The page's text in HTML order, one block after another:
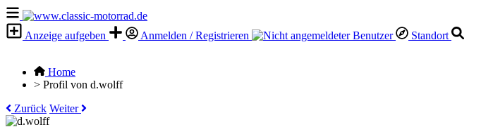
Anzeige aufgeben Anmelden / Registrieren Standort
Home
> Profil von d.wolff
Zurück Weiter